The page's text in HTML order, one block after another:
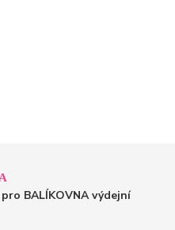
BALÍKOVNA výdejní